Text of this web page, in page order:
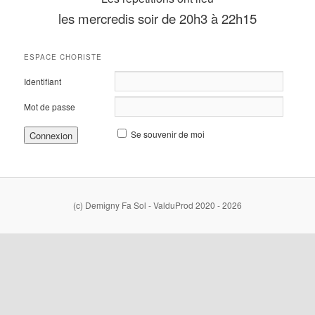
les mercredis soir de 20h3 à 22h15
ESPACE CHORISTE
Identifiant
Mot de passe
Se souvenir de moi
(c) Demigny Fa Sol - ValduProd 2020 - 2026